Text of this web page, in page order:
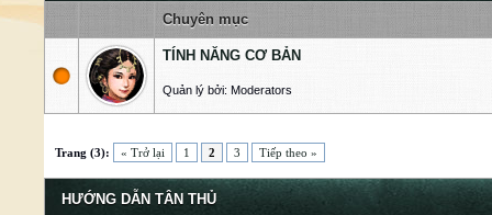
Chuyên mục
TÍNH NĂNG CƠ BẢN
Quản lý bởi: Moderators
Trang (3): « Trở lại 1 2 3 Tiếp theo »
HƯỚNG DẪN TÂN THỦ